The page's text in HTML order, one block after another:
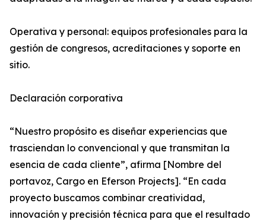
Operativa y personal: equipos profesionales para la
gestión de congresos, acreditaciones y soporte en
sitio.
Declaración corporativa
“Nuestro propósito es diseñar experiencias que
trasciendan lo convencional y que transmitan la
esencia de cada cliente”, afirma [Nombre del
portavoz, Cargo en Eferson Projects]. “En cada
proyecto buscamos combinar creatividad,
innovación y precisión técnica para que el resultado